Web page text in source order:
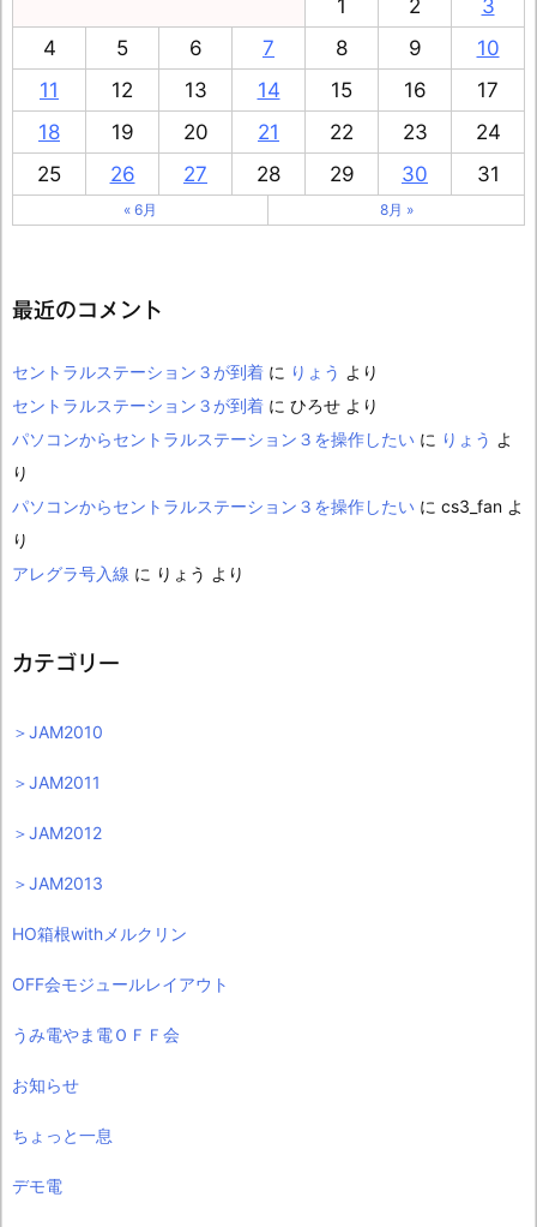
1 2
3
4
5 6 7 8 9
10
11
12 13 14 15 16
17
18
19 20 21 22 23
24
25
26 27 28 29 30 31
« 6月 8月 »
最近のコメント
セントラルステーション３が到着 に りょう より
セントラルステーション３が到着 に ひろせ より
パソコンからセントラルステーション３を操作したい に りょう よ
り
パソコンからセントラルステーション３を操作したい に cs3_fan よ
り
アレグラ号入線 に りょう より
カテゴリー
＞JAM2010
＞JAM2011
＞JAM2012
＞JAM2013
HO箱根withメルクリン
OFF会モジュールレイアウト
うみ電やま電ＯＦＦ会
お知らせ
ちょっと一息
デモ電